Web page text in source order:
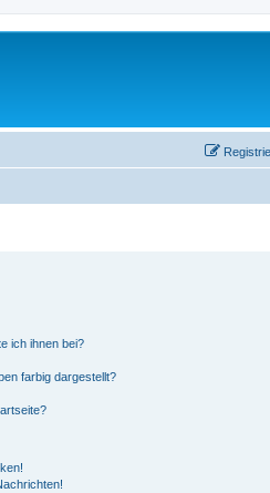
ich ihnen bei?
farbig dargestellt?